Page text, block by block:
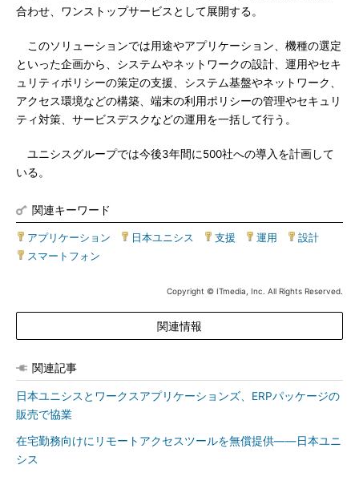
合わせ、ワンストップサービスとして展開する。
このソリューションでは用途やアプリケーション、機種の選定
といった企画から、システムやネットワークの設計、運用やセキ
ュリティポリシーの策定の支援、システム基盤やネットワーク、
アクセス環境などの構築、端末の利用ポリシーの管理やセキュリ
ティ対策、サービスデスクなどの運用を一括して行う。
ユニシスグループでは今後3年間に500社への導入を計画して
いる。
関連キーワード
アプリケーション 日本ユニシス 支援 運用 設計
スマートフォン
Copyright © ITmedia, Inc. All Rights Reserved.
関連情報
関連記事
日本ユニシスとワークスアプリケーションズ、ERPパッケージの
販売で協業
在宅勤務向けにリモートアクセスツールを無償提供――日本ユニ
シス